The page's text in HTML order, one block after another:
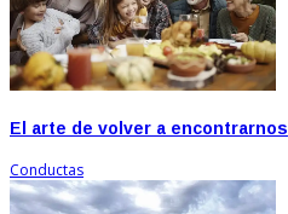
El arte de volver a encontrarnos
Conductas